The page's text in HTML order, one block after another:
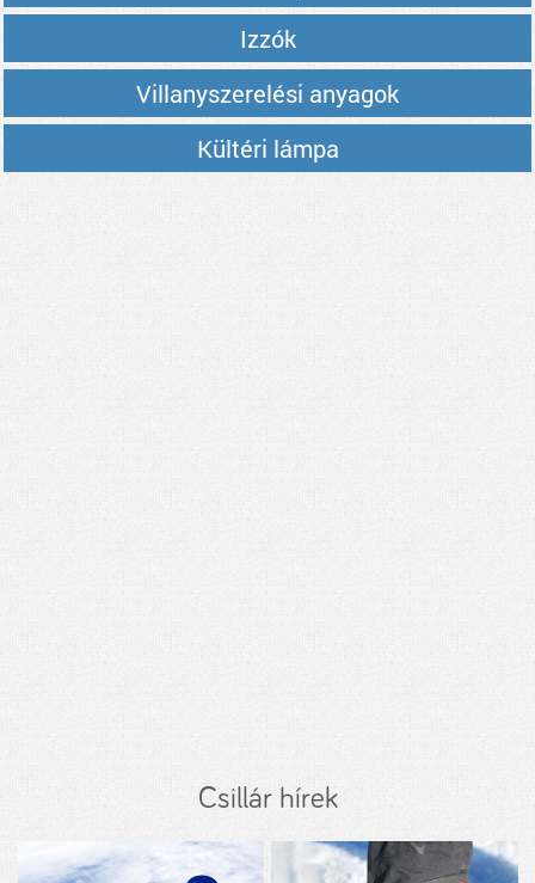
Izzók
Villanyszerelési anyagok
Kültéri lámpa
Csillár hírek